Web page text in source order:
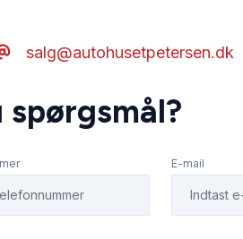
salg@autohusetpetersen.dk
spørgsmål?
E-mail